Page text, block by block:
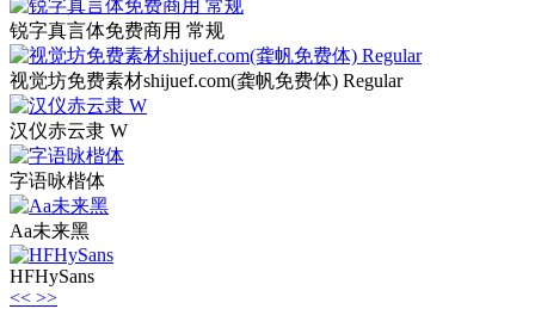
锐字真言体免费商用 常规
视觉坊免费素材shijuef.com(龚帆免费体) Regular
汉仪赤云隶 W
字语咏楷体
Aa未来黑
HFHySans
<< >>